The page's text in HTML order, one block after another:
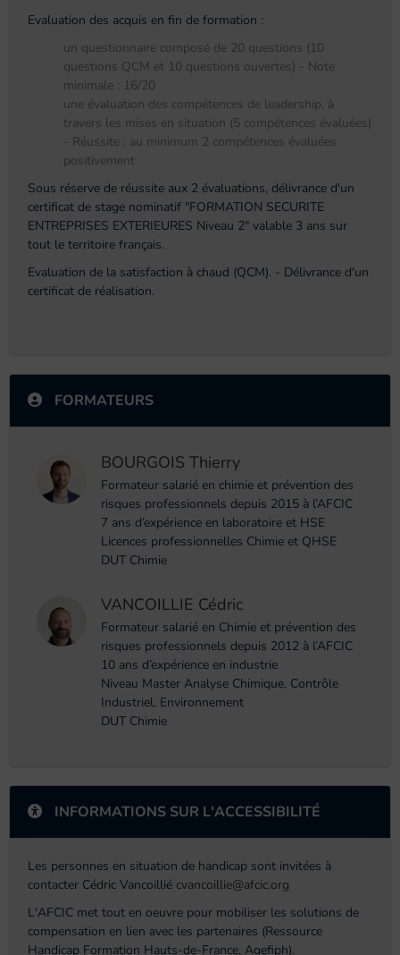
Evaluation des acquis en fin de formation :
un questionnaire composé de 20 questions (10
questions QCM et 10 questions ouvertes) - Note
minimale : 16/20
une évaluation des compétences de leadership, à
travers les mises en situation (5 compétences évaluées)
- Réussite : au minimum 2 compétences évaluées
positivement
Sous réserve de réussite aux 2 évaluations, délivrance d'un
certificat de stage nominatif "FORMATION SECURITE
ENTREPRISES EXTERIEURES Niveau 2" valable 3 ans sur
tout le territoire français.
Evaluation de la satisfaction à chaud (QCM). - Délivrance d'un
certificat de réalisation.
FORMATEURS
BOURGOIS Thierry
Formateur salarié en chimie et prévention des
risques professionnels depuis 2015 à l’AFCIC
7 ans d’expérience en laboratoire et HSE
Licences professionnelles Chimie et QHSE
DUT Chimie
VANCOILLIE Cédric
Formateur salarié en Chimie et prévention des
risques professionnels depuis 2012 à l’AFCIC
10 ans d’expérience en industrie
Niveau Master Analyse Chimique, Contrôle
Industriel, Environnement
DUT Chimie
INFORMATIONS SUR L'ACCESSIBILITÉ
Les personnes en situation de handicap sont invitées à
contacter Cédric Vancoillié cvancoillie@afcic.org
L'AFCIC met tout en oeuvre pour mobiliser les solutions de
compensation en lien avec les partenaires (Ressource
Handicap Formation Hauts-de-France, Agefiph).